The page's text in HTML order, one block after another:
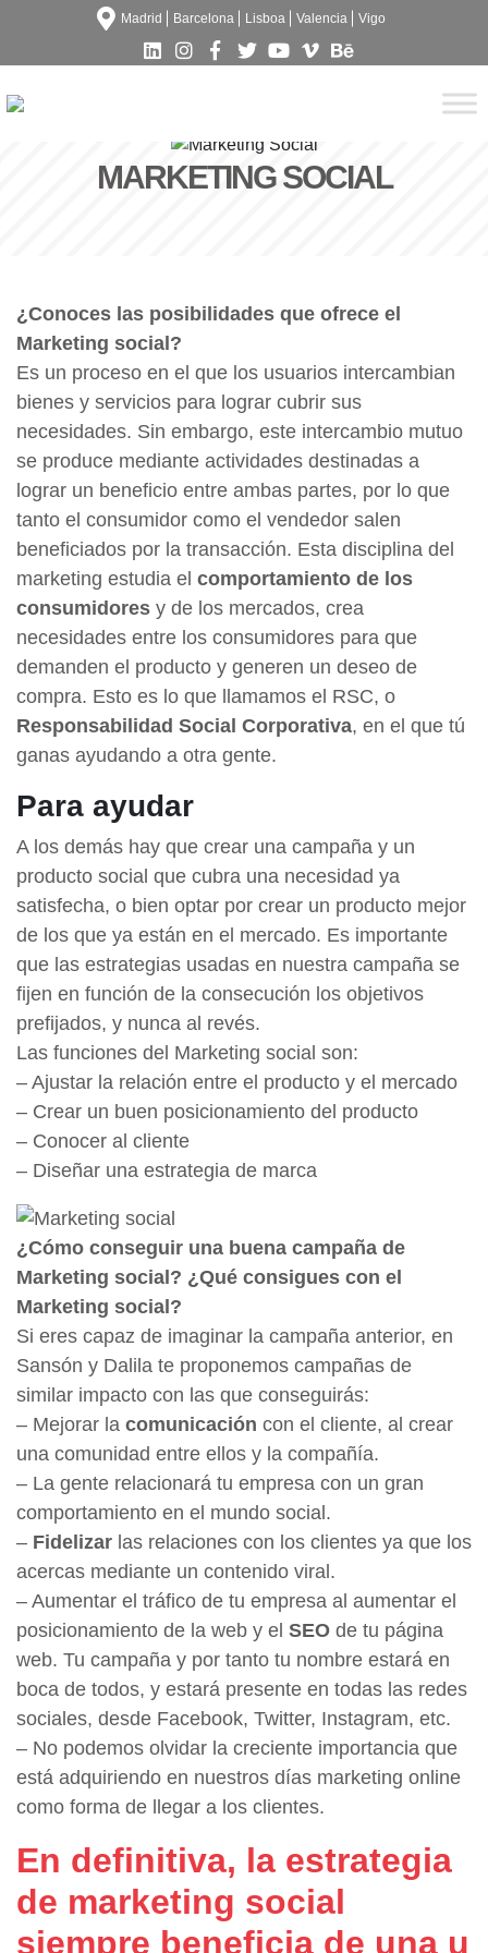
Madrid Barcelona Lisboa Valencia Vigo
MARKETING SOCIAL
¿Conoces las posibilidades que ofrece el
Marketing social?
Es un proceso en el que los usuarios intercambian
bienes y servicios para lograr cubrir sus
necesidades. Sin embargo, este intercambio mutuo
se produce mediante actividades destinadas a
lograr un beneficio entre ambas partes, por lo que
tanto el consumidor como el vendedor salen
beneficiados por la transacción. Esta disciplina del
marketing estudia el comportamiento de los
consumidores y de los mercados, crea
necesidades entre los consumidores para que
demanden el producto y generen un deseo de
compra. Esto es lo que llamamos el RSC, o
Responsabilidad Social Corporativa, en el que tú
ganas ayudando a otra gente.
Para ayudar
A los demás hay que crear una campaña y un
producto social que cubra una necesidad ya
satisfecha, o bien optar por crear un producto mejor
de los que ya están en el mercado. Es importante
que las estrategias usadas en nuestra campaña se
fijen en función de la consecución los objetivos
prefijados, y nunca al revés.
Las funciones del Marketing social son:
– Ajustar la relación entre el producto y el mercado
– Crear un buen posicionamiento del producto
– Conocer al cliente
– Diseñar una estrategia de marca
¿Cómo conseguir una buena campaña de
Marketing social? ¿Qué consigues con el
Marketing social?
Si eres capaz de imaginar la campaña anterior, en
Sansón y Dalila te proponemos campañas de
similar impacto con las que conseguirás:
– Mejorar la comunicación con el cliente, al crear
una comunidad entre ellos y la compañía.
– La gente relacionará tu empresa con un gran
comportamiento en el mundo social.
– Fidelizar las relaciones con los clientes ya que los
acercas mediante un contenido viral.
– Aumentar el tráfico de tu empresa al aumentar el
posicionamiento de la web y el SEO de tu página
web. Tu campaña y por tanto tu nombre estará en
boca de todos, y estará presente en todas las redes
sociales, desde Facebook, Twitter, Instagram, etc.
– No podemos olvidar la creciente importancia que
está adquiriendo en nuestros días marketing online
como forma de llegar a los clientes.
En definitiva, la estrategia
de marketing social
siempre beneficia de una u